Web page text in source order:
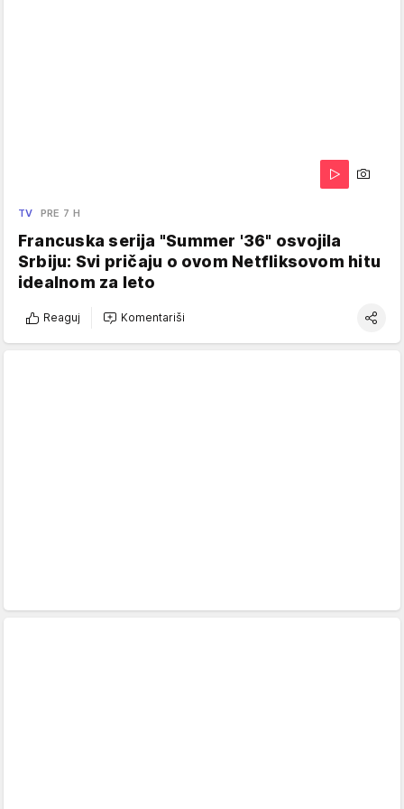
TV PRE 7 H
Francuska serija "Summer '36" osvojila
Srbiju: Svi pričaju o ovom Netfliksovom hitu
idealnom za leto
Reaguj Komentariši